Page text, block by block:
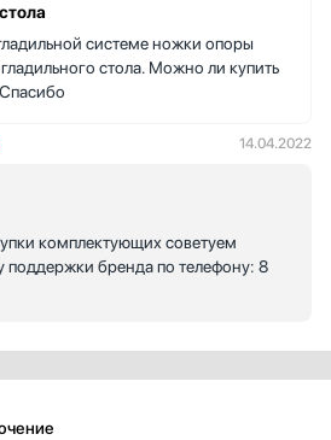
системе ножки опоры
стола. Можно ли купить
14.04.2022
комплектующих советуем
поддержки бренда по телефону: 8